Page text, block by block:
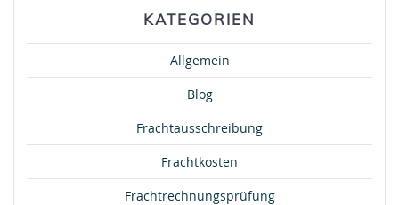
KATEGORIEN
Allgemein
Blog
Frachtausschreibung
Frachtkosten
Frachtrechnungsprüfung